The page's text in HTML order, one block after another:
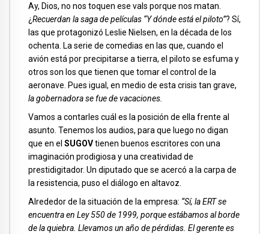
Ay, Dios, no nos toquen ese vals porque nos matan.
¿Recuerdan la saga de películas “Y dónde está el piloto”? Sí,
las que protagonizó Leslie Nielsen, en la década de los
ochenta. La serie de comedias en las que, cuando el
avión está por precipitarse a tierra, el piloto se esfuma y
otros son los que tienen que tomar el control de la
aeronave. Pues igual, en medio de esta crisis tan grave,
la gobernadora se fue de vacaciones.
Vamos a contarles cuál es la posición de ella frente al
asunto. Tenemos los audios, para que luego no digan
que en el SUGOVtienen buenos escritores con una
imaginación prodigiosa y una creatividad de
prestidigitador. Un diputado que se acercó a la carpa de
la resistencia, puso el diálogo en altavoz.
Alrededor de la situación de la empresa: “Sí, la ERT se
encuentra en Ley 550 de 1999, porque estábamos al borde
de la quiebra. Llevamos un año de pérdidas. El gerente es